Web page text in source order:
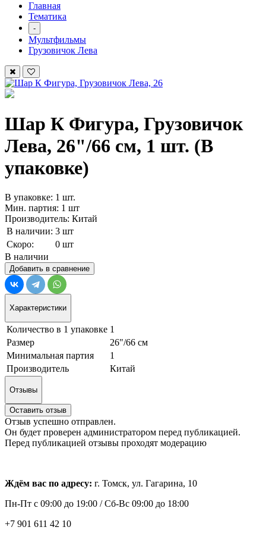
Главная
Тематика
-
Мультфильмы
Грузовичок Лева
Шар К Фигура, Грузовичок
Лева, 26"/66 см, 1 шт. (В
упаковке)
В упаковке: 1 шт.
Мин. партия: 1 шт
Производитель: Китай
В наличии: 3 шт
Скоро:
0 шт
В наличии
Добавить в сравнение
Характеристики
Количество в 1 упаковке 1
Размер
26"/66 см
Минимальная партия
1
Производитель
Китай
Отзывы
Оставить отзыв
Отзыв успешно отправлен.
Он будет проверен администратором перед публикацией.
Перед публикацией отзывы проходят модерацию
Ждём вас по адресу: г. Томск, ул. Гагарина, 10
Пн-Пт с 09:00 до 19:00 /Сб-Вс 09:00 до 18:00
+7 901 611 42 10